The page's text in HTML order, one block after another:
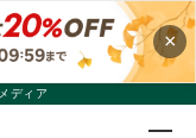
×
ディア